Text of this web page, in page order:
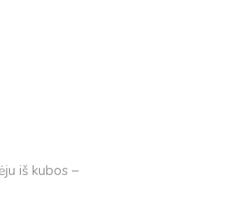
iš kubos –